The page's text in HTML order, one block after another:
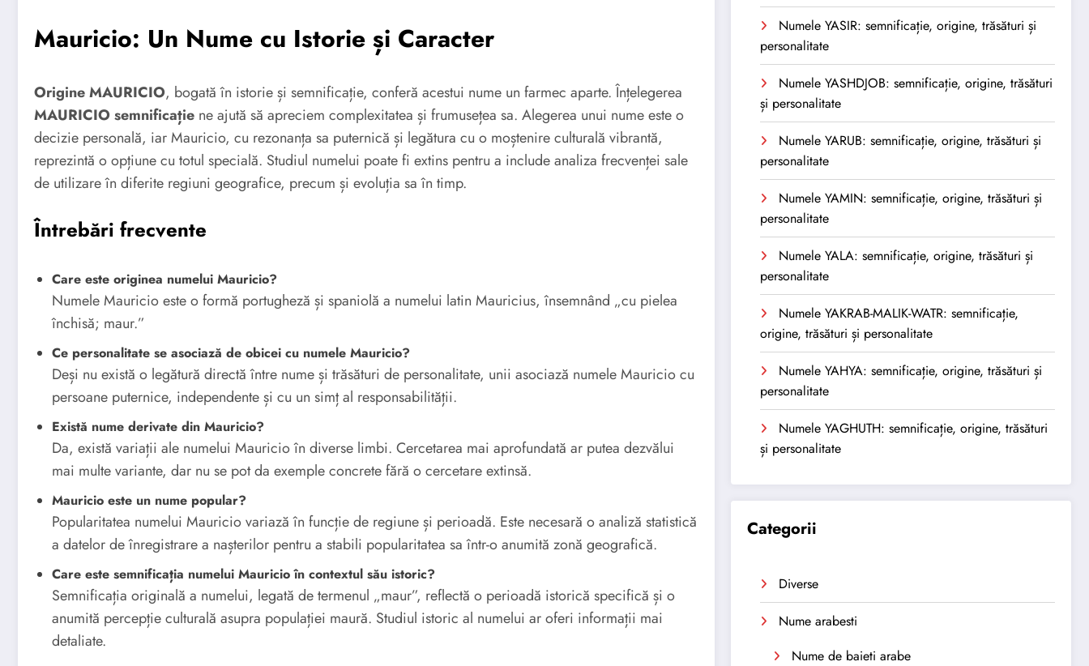
Mauricio: Un Nume cu Istorie și Caracter
Origine MAURICIO, bogată în istorie și semnificație, conferă acestui nume un farmec aparte. Înțelegerea
MAURICIO semnificație ne ajută să apreciem complexitatea și frumusețea sa. Alegerea unui nume este o
decizie personală, iar Mauricio, cu rezonanța sa puternică și legătura cu o moștenire culturală vibrantă,
reprezintă o opțiune cu totul specială. Studiul numelui poate fi extins pentru a include analiza frecvenței sale
de utilizare în diferite regiuni geografice, precum și evoluția sa în timp.
Întrebări frecvente
Care este originea numelui Mauricio?
Numele Mauricio este o formă portugheză și spaniolă a numelui latin Mauricius, însemnând „cu pielea
închisă; maur.”
Ce personalitate se asociază de obicei cu numele Mauricio?
Deși nu există o legătură directă între nume și trăsături de personalitate, unii asociază numele Mauricio cu
persoane puternice, independente și cu un simț al responsabilității.
Există nume derivate din Mauricio?
Da, există variații ale numelui Mauricio în diverse limbi. Cercetarea mai aprofundată ar putea dezvălui
mai multe variante, dar nu se pot da exemple concrete fără o cercetare extinsă.
Mauricio este un nume popular?
Popularitatea numelui Mauricio variază în funcție de regiune și perioadă. Este necesară o analiză statistică
a datelor de înregistrare a nașterilor pentru a stabili popularitatea sa într-o anumită zonă geografică.
Care este semnificația numelui Mauricio în contextul său istoric?
Semnificația originală a numelui, legată de termenul „maur”, reflectă o perioadă istorică specifică și o
anumită percepție culturală asupra populației maură. Studiul istoric al numelui ar oferi informații mai
detaliate.
Numele YASIR: semnificație, origine, trăsături și
personalitate
Numele YASHDJOB: semnificație, origine, trăsături
și personalitate
Numele YARUB: semnificație, origine, trăsături și
personalitate
Numele YAMIN: semnificație, origine, trăsături și
personalitate
Numele YALA: semnificație, origine, trăsături și
personalitate
Numele YAKRAB-MALIK-WATR: semnificație,
origine, trăsături și personalitate
Numele YAHYA: semnificație, origine, trăsături și
personalitate
Numele YAGHUTH: semnificație, origine, trăsături
și personalitate
Categorii
Diverse
Nume arabesti
Nume de baieti arabe